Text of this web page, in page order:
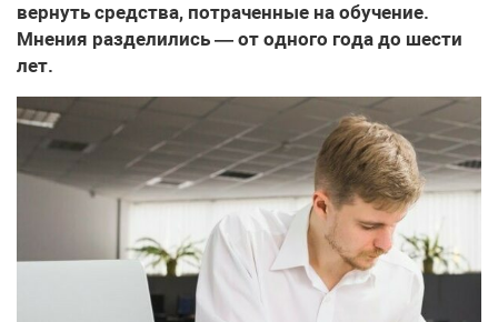
вернуть средства, потраченные на обучение.
Мнения разделились — от одного года до шести
лет.